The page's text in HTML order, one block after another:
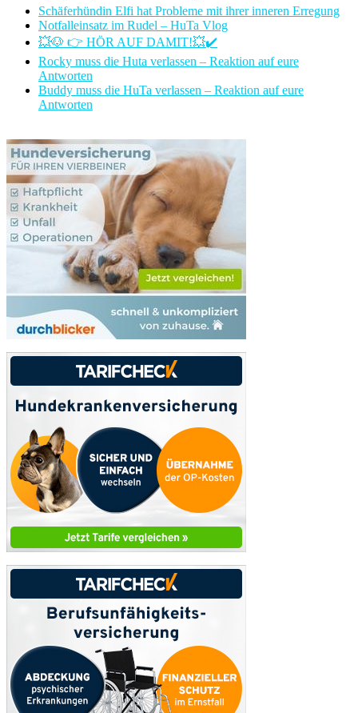
Schäferhündin Elfi hat Probleme mit ihrer inneren Erregung
Notfalleinsatz im Rudel – HuTa Vlog
💥🐶 👉 HÖR AUF DAMIT!💥✔️
Rocky muss die Huta verlassen – Reaktion auf eure
Antworten
Buddy muss die HuTa verlassen – Reaktion auf eure
Antworten